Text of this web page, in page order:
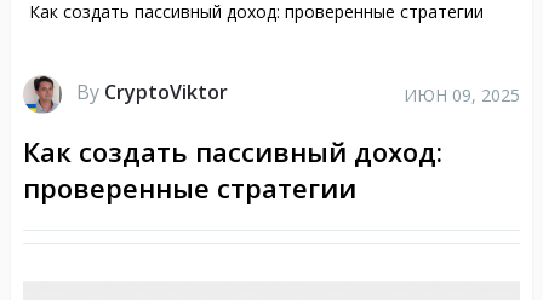
Как создать пассивный доход: проверенные стратегии
By CryptoViktor ИЮН 09, 2025
Как создать пассивный доход:
проверенные стратегии